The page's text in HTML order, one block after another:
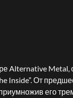
Alternative Metal,
Inside”. От
его